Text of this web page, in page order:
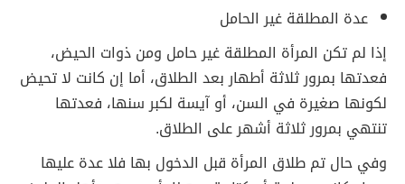
عدة المطلقة غير الحامل
إذا لم تكن المرأة المطلقة غير حامل ومن ذوات الحيض،
فعدتها بمرور ثلاثة أطهار بعد الطلاق، أما إن كانت لا تحيض
لكونها صغيرة في السن، أو آيسة لكبر سنها، فعدتها
تنتهي بمرور ثلاثة أشهر على الطلاق.
وفي حال تم طلاق المرأة قبل الدخول بها فلا عدة عليها